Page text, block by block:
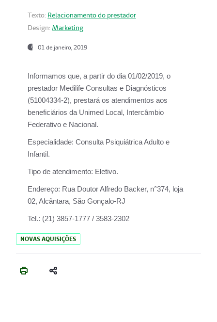
Texto: Relacionamento do prestador
Design: Marketing
01 de janeiro, 2019
Informamos que, a partir do dia 01/02/2019, o
prestador Medilife Consultas e Diagnósticos
(51004334-2), prestará os atendimentos aos
beneficiários da Unimed Local, Intercâmbio
Federativo e Nacional.
Especialidade: Consulta Psiquiátrica Adulto e
Infantil.
Tipo de atendimento: Eletivo.
Endereço: Rua Doutor Alfredo Backer, n°374, loja
02, Alcântara, São Gonçalo-RJ
Tel.: (21) 3857-1777 / 3583-2302
NOVAS AQUISIÇÕES